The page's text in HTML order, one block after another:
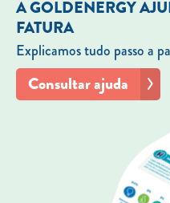
A GOLDENERGY
FATURA
Explicamos tudo passo a
Consultar ajuda